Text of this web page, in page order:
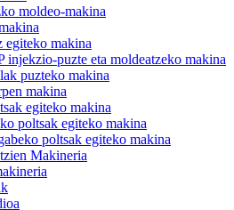
moldeo-makina
egiteko makina
injekzio-puzte eta moldeatzeko makina
puzteko makina
makina
egiteko makina
poltsak egiteko makina
poltsak egiteko makina
Makineria